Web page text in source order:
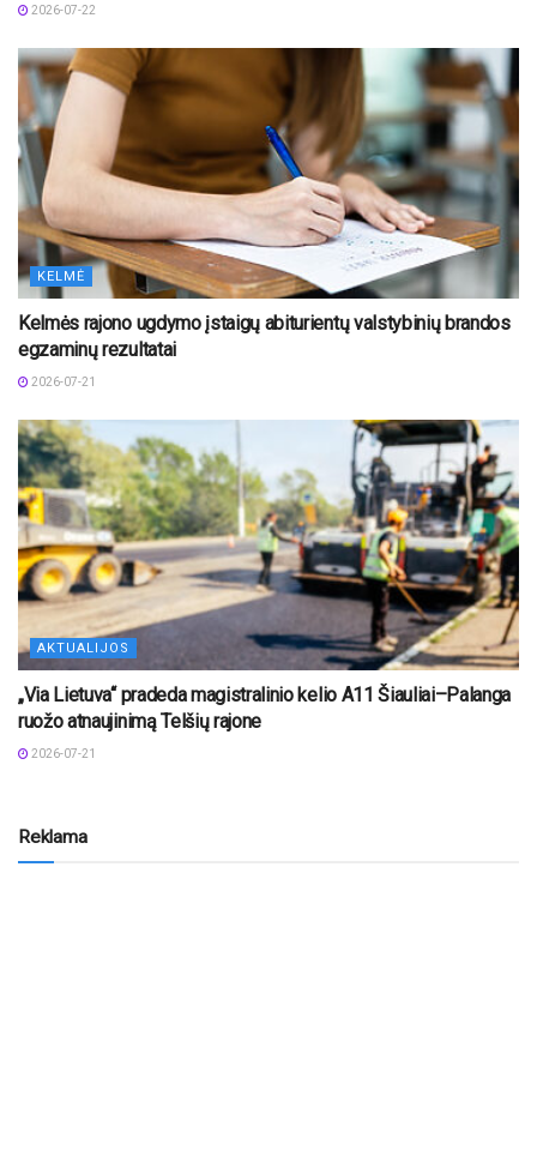
2026-07-22
KELMĖ
Kelmės rajono ugdymo įstaigų abiturientų valstybinių brandos
egzaminų rezultatai
2026-07-21
AKTUALIJOS
„Via Lietuva“ pradeda magistralinio kelio A11 Šiauliai–Palanga
ruožo atnaujinimą Telšių rajone
2026-07-21
Reklama